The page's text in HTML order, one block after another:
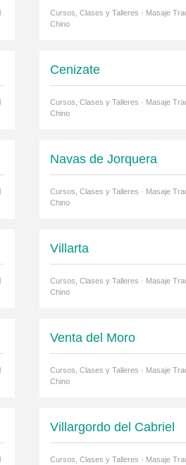
Cursos, Clases y Talleres · Masaje
Chino
Cenizate
Cursos, Clases y Talleres · Masaje
Chino
Navas de Jorquera
Cursos, Clases y Talleres · Masaje
Chino
Villarta
Cursos, Clases y Talleres · Masaje
Chino
Venta del Moro
Cursos, Clases y Talleres · Masaje
Chino
Villargordo del Cabriel
Cursos, Clases y Talleres · Masaje